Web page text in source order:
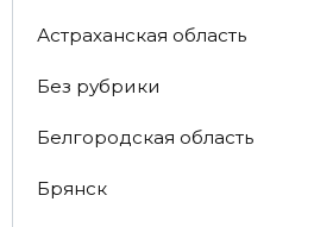
Астраханская область
Без рубрики
Белгородская область
Брянск